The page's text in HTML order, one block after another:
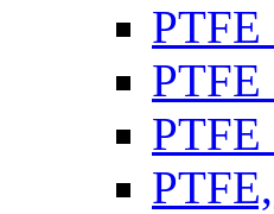
PTFE
PTFE